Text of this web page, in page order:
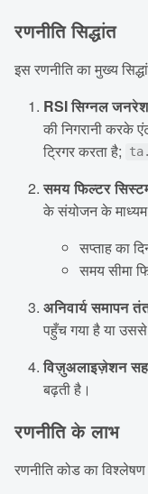
रणनीति सिद्धांत
इस रणनीति का मुख्य
RSI सिग्नल
की निगरानी करके
ट्रिगर करता है;
समय फिल्टर
के संयोजन के माध्यम
सप्ताह का
समय सीमा
अनिवार्य समापन
पहुँच गया है या
विज़ुअलाइज़ेशन
बढ़ती है।
रणनीति के लाभ
रणनीति कोड का